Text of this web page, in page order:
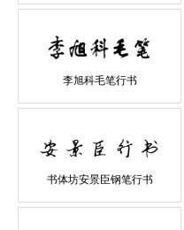
李旭科毛笔行书
书体坊安景臣钢笔行书